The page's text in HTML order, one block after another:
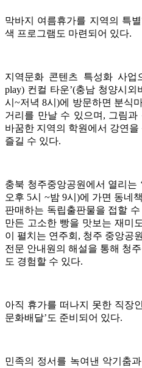
막바지 여름휴가를 지역의 특
색 프로그램도 마련되어 있다.
지역문화 콘텐츠 특성화 사업
play) 컨컬 타운’(충남 청양시외
시~저녁 8시)에 방문하면 분식
거리를 만날 수 있으며, 그림
바꿈한 지역의 학원에서 강연
즐길 수 있다.
충북 청주중앙공원에서 열리는
오후 5시 ~밤 9시)에 가면 동네
판매하는 독립출판물을 접할
만든 고소한 빵을 맛보는 재미
이 펼치는 연주회, 청주 중앙공
전문 안내원의 해설을 통해 청
도 경험할 수 있다.
아직 휴가를 떠나지 못한 직장
문화배달’도 준비되어 있다.
민족의 정서를 녹여낸 악기춤